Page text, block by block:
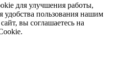
для улучшения работы,
пользования нашим
вы соглашаетесь на